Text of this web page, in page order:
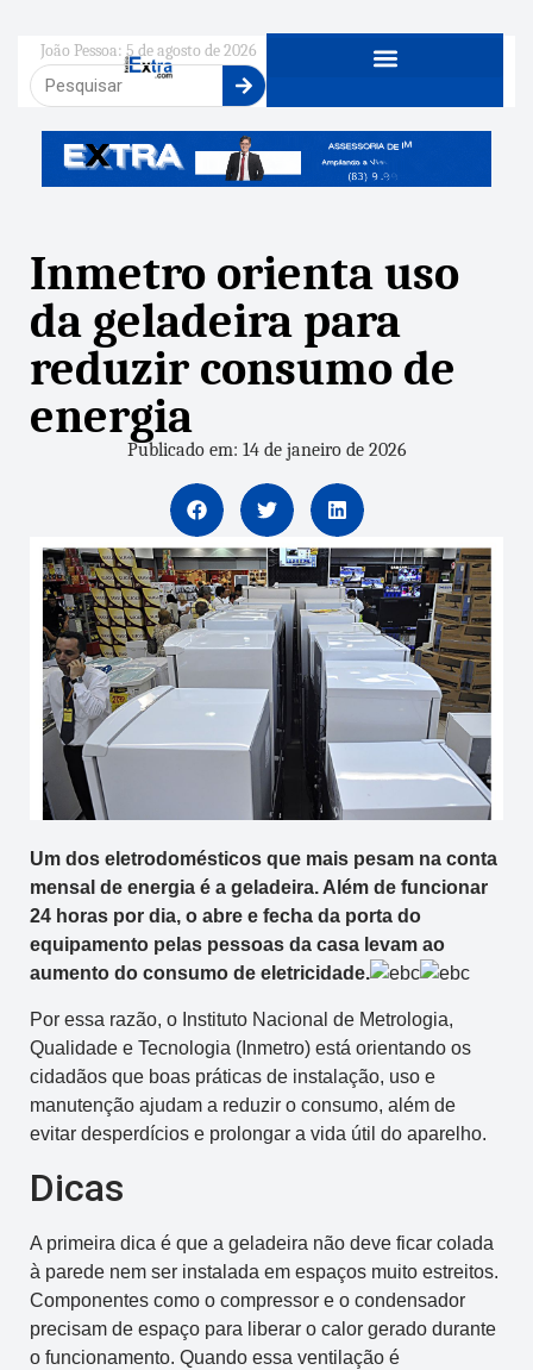
João Pessoa: 5 de agosto de 2026
Inmetro orienta uso
da geladeira para
reduzir consumo de
energia
Publicado em: 14 de janeiro de 2026
Um dos eletrodomésticos que mais pesam na conta
mensal de energia é a geladeira. Além de funcionar
24 horas por dia, o abre e fecha da porta do
equipamento pelas pessoas da casa levam ao
aumento do consumo de eletricidade.
Por essa razão, o Instituto Nacional de Metrologia,
Qualidade e Tecnologia (Inmetro) está orientando os
cidadãos que boas práticas de instalação, uso e
manutenção ajudam a reduzir o consumo, além de
evitar desperdícios e prolongar a vida útil do aparelho.
Dicas
A primeira dica é que a geladeira não deve ficar colada
à parede nem ser instalada em espaços muito estreitos.
Componentes como o compressor e o condensador
precisam de espaço para liberar o calor gerado durante
o funcionamento. Quando essa ventilação é